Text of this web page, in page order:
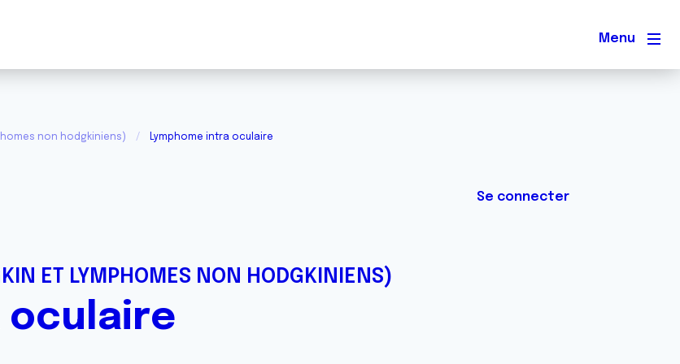
Menu
non hodgkiniens) Lymphome intra oculaire
Se connecter
ET LYMPHOMES NON HODGKINIENS)
oculaire